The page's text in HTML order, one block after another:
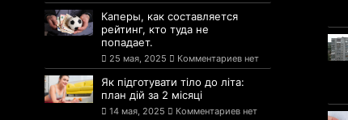
Каперы, как составляется
рейтинг, кто туда не
попадает.
25 мая, 2025 Комментариев нет
Як підготувати тіло до літа:
план дій за 2 місяці
14 мая, 2025 Комментариев нет